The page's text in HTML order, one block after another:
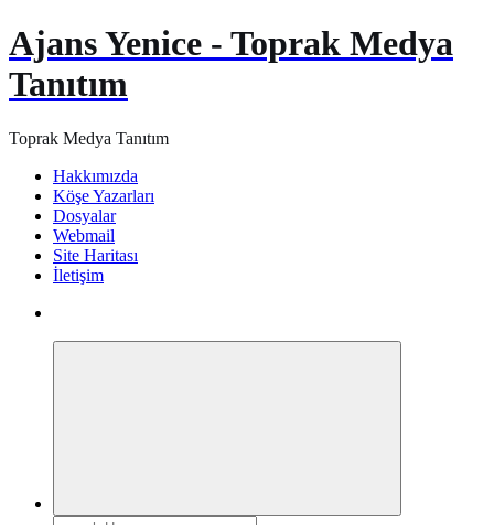
Ajans Yenice - Toprak Medya
Tanıtım
Toprak Medya Tanıtım
Hakkımızda
Köşe Yazarları
Dosyalar
Webmail
Site Haritası
İletişim